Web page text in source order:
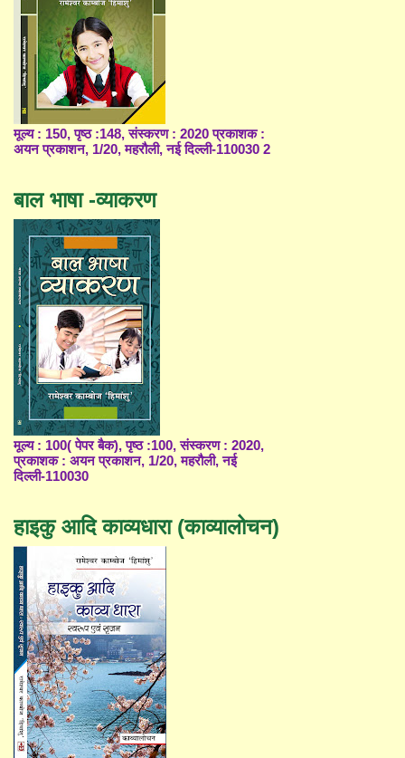
मूल्य : 150, पृष्ठ :148, संस्करण : 2020 प्रकाशक :
अयन प्रकाशन, 1/20, महरौली, नई दिल्ली-110030 2
बाल भाषा -व्याकरण
मूल्य : 100( पेपर बैक), पृष्ठ :100, संस्करण : 2020,
प्रकाशक : अयन प्रकाशन, 1/20, महरौली, नई
दिल्ली-110030
हाइकु आदि काव्यधारा (काव्यालोचन)